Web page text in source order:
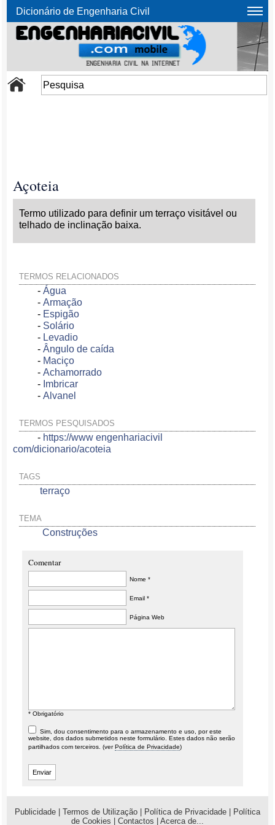
Dicionário de Engenharia Civil
Açoteia
Termo utilizado para definir um terraço visitável ou
telhado de inclinação baixa.
TERMOS RELACIONADOS
-Água
-Armação
- Espigão
- Solário
- Levadio
-Ângulo de caída
- Maciço
-Achamorrado
- Imbricar
-Alvanel
TERMOS PESQUISADOS
- https://www engenhariacivil
com/dicionario/acoteia
TAGS
terraço
TEMA
Construções
Comentar
Nome *
Email *
Página Web
* Obrigatório
Sim, dou consentimento para o armazenamento e uso, por este
website, dos dados submetidos neste formulário. Estes dados não serão
partilhados com terceiros. (verPolítica de Privacidade)
Publicidade Termos de Utilização Política de Privacidade
Política
de Cookies
Contactos Acerca de...